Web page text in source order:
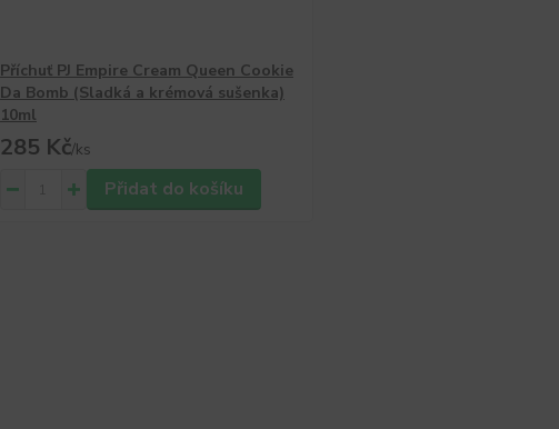
Příchuť PJ Empire Cream Queen Cookie
Da Bomb (Sladká a krémová sušenka)
10ml
285 Kč/ks
Přidat do košíku